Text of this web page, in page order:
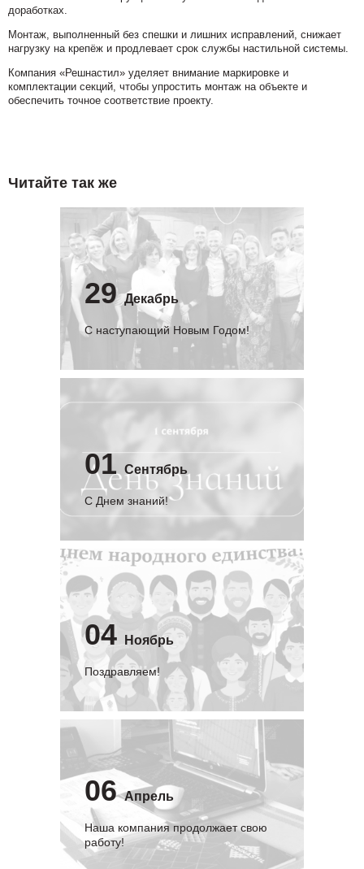
доработках.
Монтаж, выполненный без спешки и лишних исправлений, снижает
нагрузку на крепёж и продлевает срок службы настильной системы.
Компания «Решнастил» уделяет внимание маркировке и
комплектации секций, чтобы упростить монтаж на объекте и
обеспечить точное соответствие проекту.
Читайте так же
29 Декабрь
С наступающий Новым Годом!
01 Сентябрь
C Днем знаний!
04 Ноябрь
Поздравляем!
06 Апрель
Наша компания продолжает свою
работу!